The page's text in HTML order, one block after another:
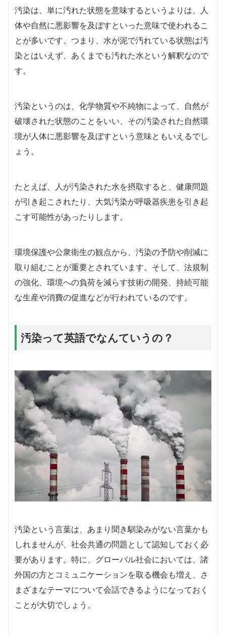
汚染は、単に汚れた状態を意味するというよりは、人
体や自然に悪影響を及ぼすといった意味で使われるこ
とが多いです。つまり、水が泥で汚れている状態は汚
染とはいえず、あくまでも汚れた水という解釈なので
す。
汚染というのは、化学物質や不純物によって、自然が
破壊された状態のことをいい、その汚染された自然環
境が人体に悪影響を及ぼすという意味ともいえるでし
ょう。
たとえば、人が汚染された水を摂取すると、健康問題
が引き起こされたり、大気汚染が呼吸器疾患を引き起
こす可能性があったりします。
環境保護や公衆衛生の観点から、汚染の予防や削減に
取り組むことが重要とされています。そして、法規制
の強化、環境への負荷を減らす技術の開発、持続可能
な生産や消費の促進などが行われているのです。
汚染って英語でなんていうの？
汚染という言葉は、あまり聞き馴染みがない言葉かも
しれませんが、社会共通の問題として認知しておく必
要があります。特に、グローバル社会においては、諸
外国の方とコミュニケーションを取る機会も増え、さ
まざまなテーマについて会話できるようになっておく
ことが大切でしょう。